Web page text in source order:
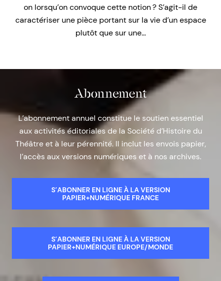
on lorsqu’on convoque cette notion ? S’agit-il de
caractériser une pièce portant sur la vie d’un espace
plutôt que sur une…
Abonnement
L’abonnement annuel constitue le soutien essentiel
aux activités éditoriales de la Société d’Histoire du
Théâtre et à leur pérennité. Il inclut les envois papier,
l’accès aux versions numériques et à nos archives.
S’ABONNER EN LIGNE À LA VERSION
PAPIER+NUMÉRIQUE FRANCE
S’ABONNER EN LIGNE À LA VERSION
PAPIER+NUMÉRIQUE EUROPE/MONDE